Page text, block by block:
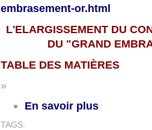
embrasement-or.html
L'ELARGISSEMENT DU
DU "GRAND
TABLE DES MATIÈRES
»
En savoir plus
TAGS: